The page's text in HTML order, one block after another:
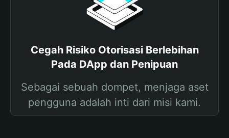
Cegah Risiko Otorisasi Berlebihan
Pada DApp dan Penipuan
Sebagai sebuah dompet, menjaga aset
pengguna adalah inti dari misi kami.